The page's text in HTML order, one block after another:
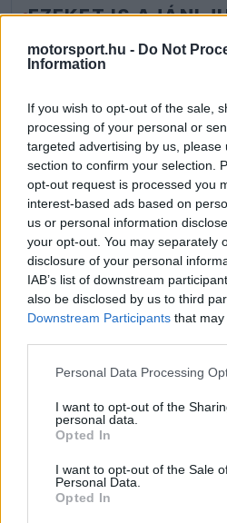
motorsport.hu - Do Not
Information
If you wish to opt-out of the sale,
processing of your personal or
targeted advertising by us, please
section to confirm your selection.
opt-out request is processed you
interest-based ads based on
us or personal information
your opt-out. You may separately
disclosure of your personal
IAB’s list of downstream
also be disclosed by us to third
Downstream Participants that
Please note that this website/app
not limited to your visit or usage
grant or deny consent to Google
use your data for below specified
consent section.
Personal Data Processing
I want to opt-out of the
personal data.
Opted In
I want to opt-out of the Sale
Personal Data.
Opted In
EZEKET IS
WRC-sztár
után
FORMA-1
Hiába a
óriási a baj
FORMA-1